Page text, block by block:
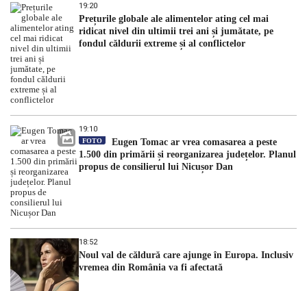
19:20
Prețurile globale ale alimentelor ating cel mai
ridicat nivel din ultimii trei ani și jumătate, pe
fondul căldurii extreme și al conflictelor
19:10
FOTO
Eugen Tomac ar vrea comasarea a peste
1.500 din primării și reorganizarea județelor. Planul
propus de consilierul lui Nicușor Dan
18:52
Noul val de căldură care ajunge în Europa. Inclusiv
vremea din România va fi afectată